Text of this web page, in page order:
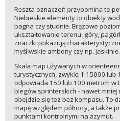
Reszta oznaczeń przypomina te
Niebieskie elementy to obiekty
bagna czy studnie. Brązowe
ukształtowanie terenu: góry,
znaczki pokazują
myśliwskie ambony czy np. jaskinie.
Skala map używanych w
turystycznych, zwykle 1:15000 lub
odpowiada 150 lub 100 metrom w
biegów sprinterskich - nawet mniej
obejdzie się tez bez kompasu. To
mapę względem północy, a także
punktami kontrolnymi na azymut.